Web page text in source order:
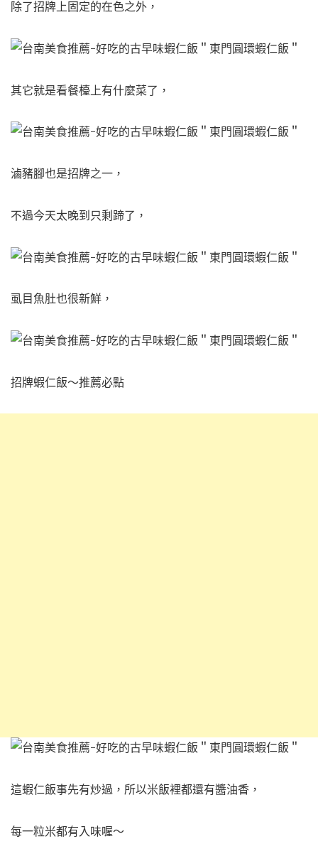
除了招牌上固定的在色之外，
其它就是看餐檯上有什麼菜了，
滷豬腳也是招牌之一，
不過今天太晚到只剩蹄了，
虱目魚肚也很新鮮，
招牌蝦仁飯～推薦必點
這蝦仁飯事先有炒過， 所以米飯裡都還有醬油香，
每一粒米都有入味喔～